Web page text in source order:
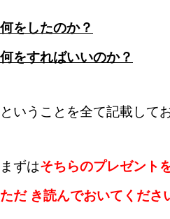
何をしたのか？
何をすればいいのか？
ということを全て記載して
まずはそちらのプレゼント
ただ き読んでおいてくださ